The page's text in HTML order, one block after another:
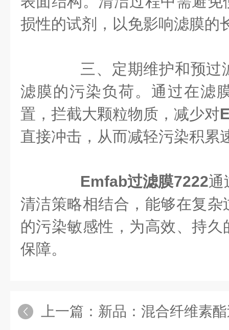
损性的试剂，以免影响滤膜的
三、定期维护和预过
滤膜的污染负荷。通过在滤
置，拦截大颗粒物质，减少对
直接冲击，从而减轻污染积累
Emfab过滤膜7222通
清洁策略相结合，能够在复
的污染敏感性，为高效、持
保障。
上一篇： 新品：混合纤维素酯过滤